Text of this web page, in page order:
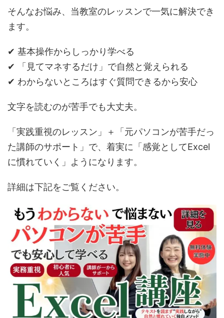
そんなお悩み、当教室のレッスンで一気に解決でき
ます。
✔ 基本操作からしっかり学べる
✔ 「見てマネするだけ」で自然と覚えられる
✔ わからないところはすぐ質問できるから安心
文字を読むのが苦手でも大丈夫。
「実践重視のレッスン」＋「元パソコンが苦手だっ
た講師のサポート」で、着実に「感覚としてExcel
に慣れていく」ようになります。
詳細は下記をご覧ください。